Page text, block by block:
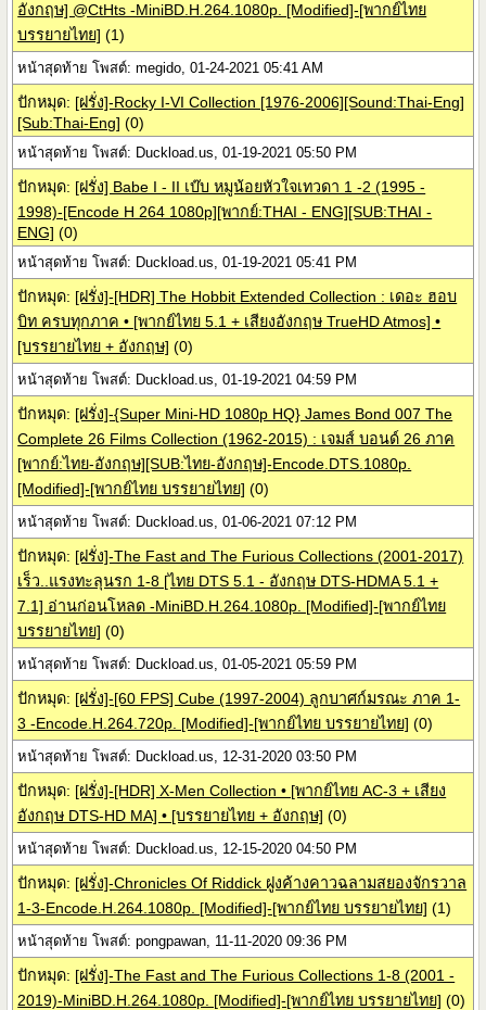
อังกฤษ] @CtHts -MiniBD.H.264.1080p. [Modified]-[พากย์ไทย
บรรยายไทย] (1)
หน้าสุดท้าย โพสต์: megido, 01-24-2021 05:41 AM
ปักหมุด: [ฝรั่ง]-Rocky I-VI Collection [1976-2006][Sound:Thai-Eng]
[Sub:Thai-Eng] (0)
หน้าสุดท้าย โพสต์: Duckload.us, 01-19-2021 05:50 PM
ปักหมุด: [ฝรั่ง] Babe I - II เบ๊บ หมูน้อยหัวใจเทวดา 1 -2 (1995 -
1998)-[Encode H 264 1080p][พากย์:THAI - ENG][SUB:THAI -
ENG] (0)
หน้าสุดท้าย โพสต์: Duckload.us, 01-19-2021 05:41 PM
ปักหมุด: [ฝรั่ง]-[HDR] The Hobbit Extended Collection : เดอะ ฮอบ
บิท ครบทุกภาค • [พากย์ไทย 5.1 + เสียงอังกฤษ TrueHD Atmos] •
[บรรยายไทย + อังกฤษ] (0)
หน้าสุดท้าย โพสต์: Duckload.us, 01-19-2021 04:59 PM
ปักหมุด: [ฝรั่ง]-{Super Mini-HD 1080p HQ} James Bond 007 The
Complete 26 Films Collection (1962-2015) : เจมส์ บอนด์ 26 ภาค
[พากย์:ไทย-อังกฤษ][SUB:ไทย-อังกฤษ]-Encode.DTS.1080p.
[Modified]-[พากย์ไทย บรรยายไทย] (0)
หน้าสุดท้าย โพสต์: Duckload.us, 01-06-2021 07:12 PM
ปักหมุด: [ฝรั่ง]-The Fast and The Furious Collections (2001-2017)
เร็ว..แรงทะลุนรก 1-8 [ไทย DTS 5.1 - อังกฤษ DTS-HDMA 5.1 +
7.1] อ่านก่อนโหลด -MiniBD.H.264.1080p. [Modified]-[พากย์ไทย
บรรยายไทย] (0)
หน้าสุดท้าย โพสต์: Duckload.us, 01-05-2021 05:59 PM
ปักหมุด: [ฝรั่ง]-[60 FPS] Cube (1997-2004) ลูกบาศก์มรณะ ภาค 1-
3 -Encode.H.264.720p. [Modified]-[พากย์ไทย บรรยายไทย] (0)
หน้าสุดท้าย โพสต์: Duckload.us, 12-31-2020 03:50 PM
ปักหมุด: [ฝรั่ง]-[HDR] X-Men Collection • [พากย์ไทย AC-3 + เสียง
อังกฤษ DTS-HD MA] • [บรรยายไทย + อังกฤษ] (0)
หน้าสุดท้าย โพสต์: Duckload.us, 12-15-2020 04:50 PM
ปักหมุด: [ฝรั่ง]-Chronicles Of Riddick ฝูงค้างคาวฉลามสยองจักรวาล
1-3-Encode.H.264.1080p. [Modified]-[พากย์ไทย บรรยายไทย] (1)
หน้าสุดท้าย โพสต์: pongpawan, 11-11-2020 09:36 PM
ปักหมุด: [ฝรั่ง]-The Fast and The Furious Collections 1-8 (2001 -
2019)-MiniBD.H.264.1080p. [Modified]-[พากย์ไทย บรรยายไทย] (0)